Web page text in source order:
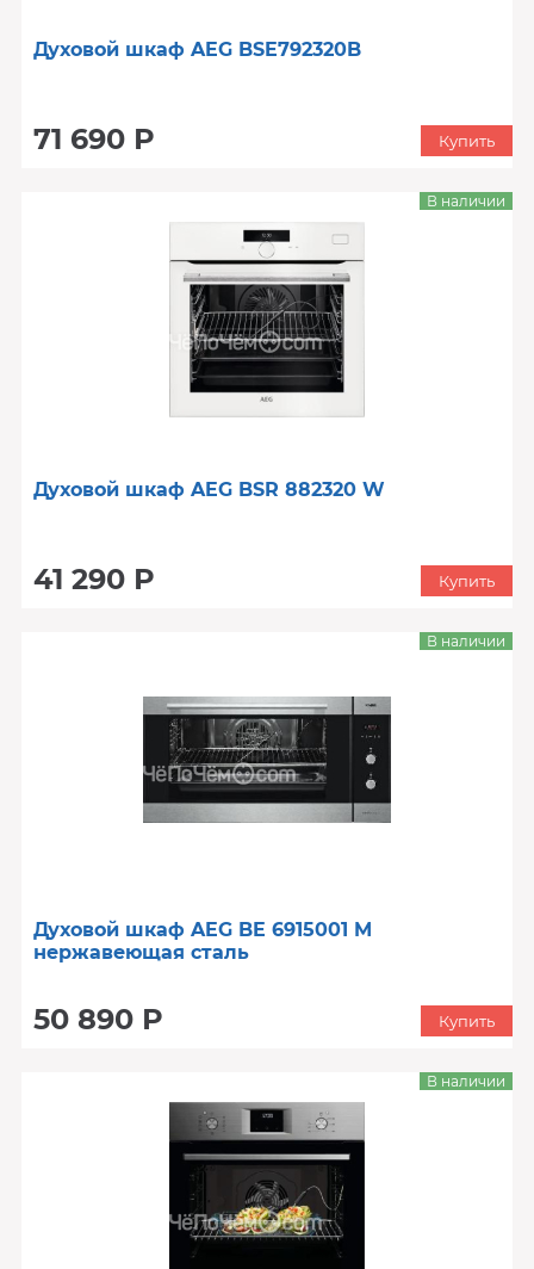
Духовой шкаф AEG BSE792320B
71 690 Р Купить
Духовой шкаф AEG BSR 882320 W
41 290 Р
В наличии
Купить
Духовой шкаф AEG BE 6915001 M
нержавеющая сталь
50 890 Р
В наличии
Купить
В наличии